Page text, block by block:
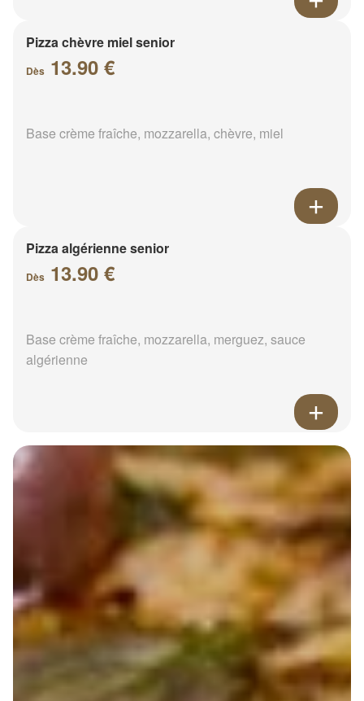
Pizza chèvre miel senior
Dès 13.90 €
Base crème fraîche, mozzarella, chèvre, miel
Pizza algérienne senior
Dès 13.90 €
Base crème fraîche, mozzarella, merguez, sauce
algérienne